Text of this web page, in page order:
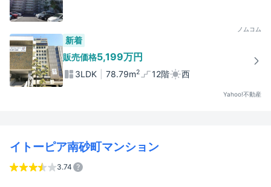
ノムコム
新着
販売価格5,199万円
3LDK 78.79m2 12階 西
Yahoo!不動産
イトーピア南砂町マンション
3.74